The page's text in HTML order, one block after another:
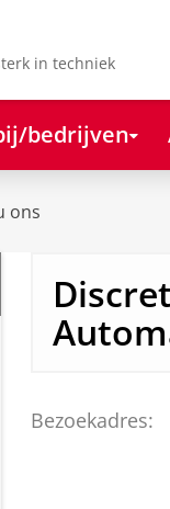
in techniek
bedrijven
ons
Bezoekadres: